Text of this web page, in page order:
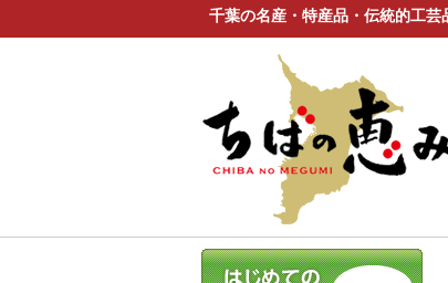
千葉の名産・特産品・伝統的工芸